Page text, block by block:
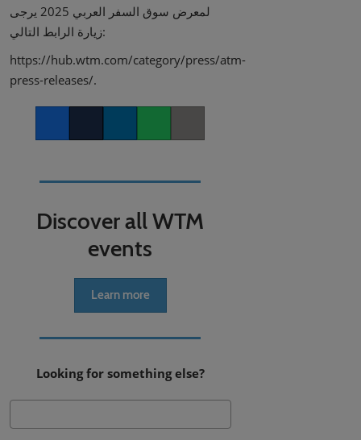
لمعرض سوق السفر العربي 2025 يرجى
زيارة الرابط التالي:
https://hub.wtm.com/category/press/atm-
press-releases/.
Discover all WTM
events
Learn more
Looking for something else?